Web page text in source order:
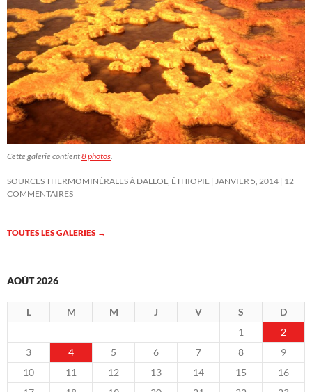
Cette galerie contient8 photos.
SOURCES THERMOMINÉRALES À DALLOL, ÉTHIOPIE JANVIER 5, 2014 12
COMMENTAIRES
TOUTES LES GALERIES →
AOÛT 2026
L M M J V S
D
1
2
3
4 5 6 7 8
9
10
11 12 13 14 15
16